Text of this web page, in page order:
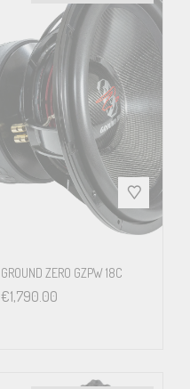
GROUND ZERO GZPW 18C
€1,790.00